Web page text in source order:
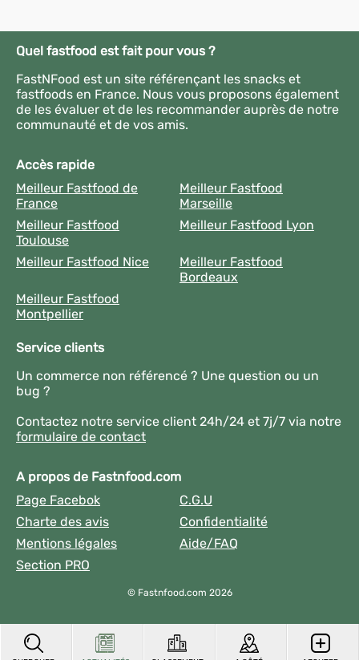
Quel fastfood est fait pour vous ?
FastNFood est un site référençant les snacks et
fastfoods en France. Nous vous proposons également
de les évaluer et de les recommander auprès de notre
communauté et de vos amis.
Accès rapide
Meilleur Fastfood de
France
Meilleur Fastfood
Marseille
Meilleur Fastfood
Toulouse
Meilleur Fastfood Lyon
Meilleur Fastfood Nice
Meilleur Fastfood
Bordeaux
Meilleur Fastfood
Montpellier
Service clients
Un commerce non référencé ? Une question ou un
bug ?
Contactez notre service client 24h/24 et 7j/7 via notre
formulaire de contact
A propos de Fastnfood.com
Page Facebok
C.G.U
Charte des avis
Confidentialité
Mentions légales
Aide/FAQ
Section PRO
© Fastnfood.com 2026